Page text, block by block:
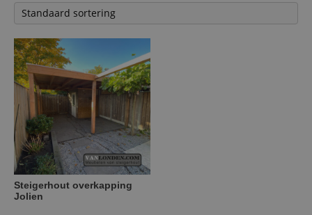
Steigerhout overkapping
Jolien